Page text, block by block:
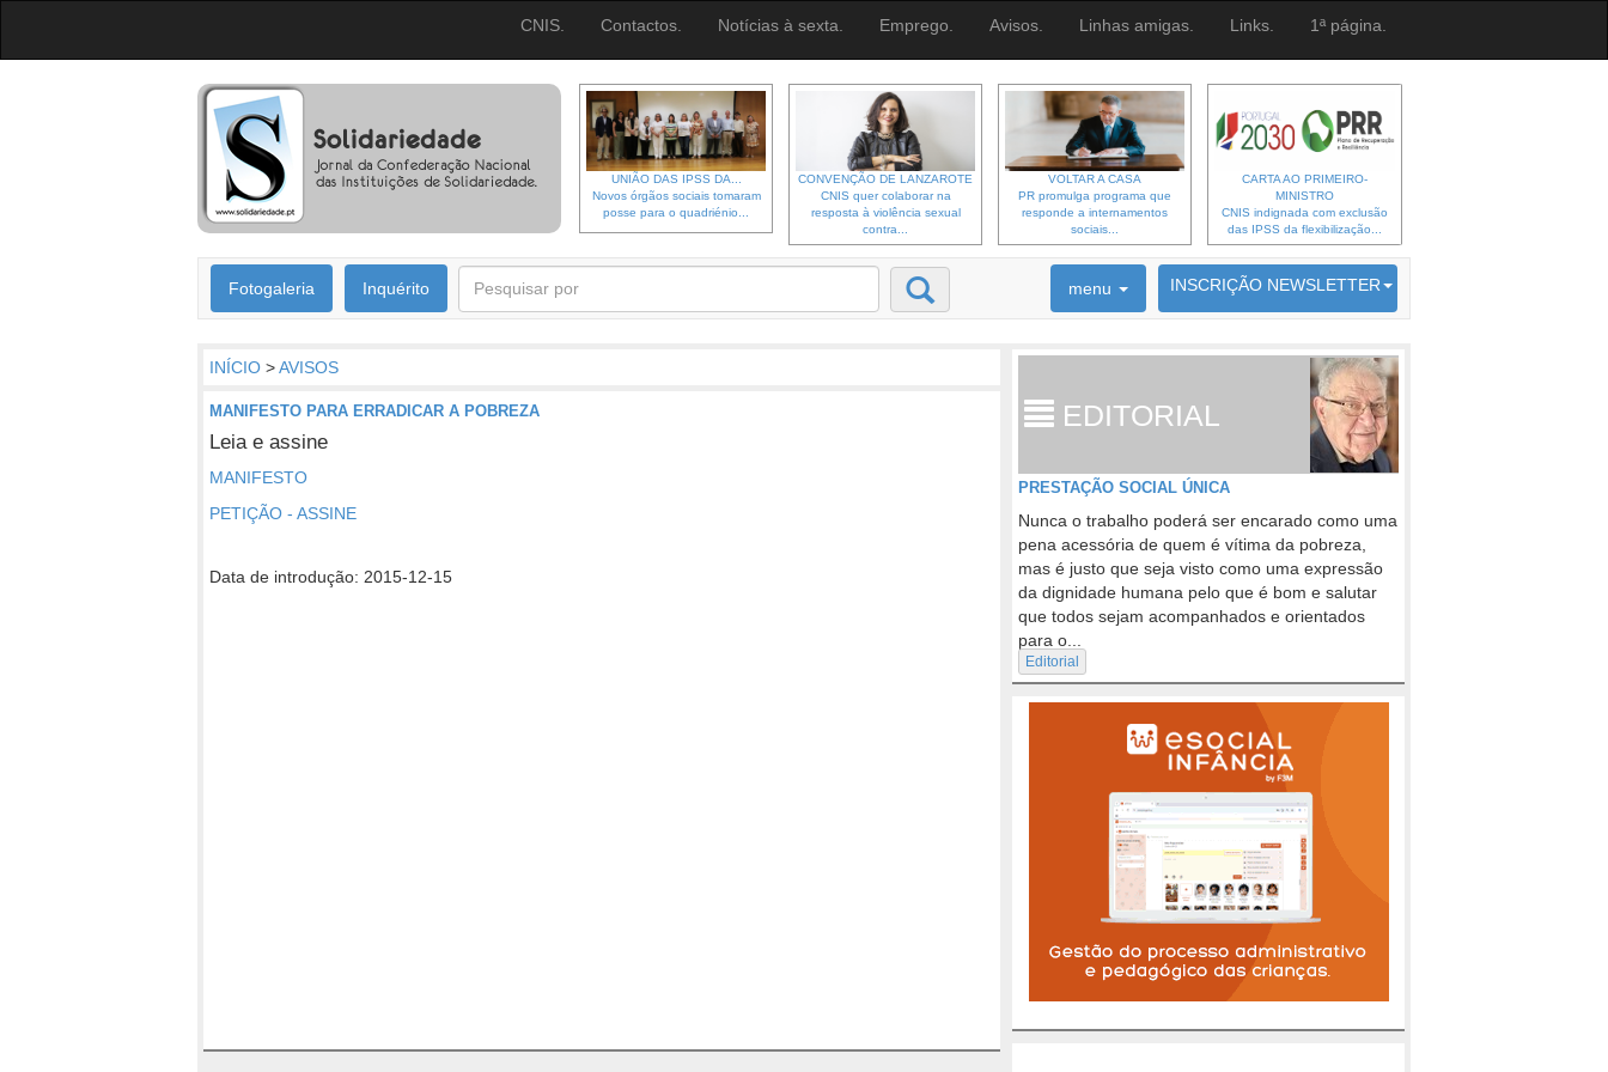
CNIS. Contactos. Notícias à sexta. Emprego. Avisos. Linhas amigas. Links. 1ª página.
UNIÃO DAS IPSS DA...
Novos órgãos sociais tomaram
posse para o quadriénio...
CONVENÇÃO DE LANZAROTE
CNIS quer colaborar na
resposta à violência sexual
contra...
VOLTAR A CASA
PR promulga programa que
responde a internamentos
sociais...
CARTA AO PRIMEIRO-
MINISTRO
CNIS indignada com exclusão
das IPSS da flexibilização...
Fotogaleria Inquérito menu INSCRIÇÃO NEWSLETTER
6692 membros inscritos
INÍCIO >AVISOS
MANIFESTO PARA ERRADICAR A POBREZA
Leia e assine
MANIFESTO
PETIÇÃO - ASSINE
Data de introdução: 2015-12-15
EDITORIAL
PRESTAÇÃO SOCIAL ÚNICA
Nunca o trabalho poderá ser encarado como uma
pena acessória de quem é vítima da pobreza,
mas é justo que seja visto como uma expressão
da dignidade humana pelo que é bom e salutar
que todos sejam acompanhados e orientados
para o...
Editorial